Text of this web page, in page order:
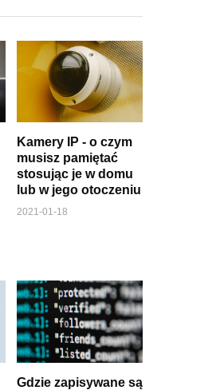
Kamery IP - o czym
musisz pamiętać
stosując je w domu
lub w jego otoczeniu
2021-01-18
Gdzie zapisywane są